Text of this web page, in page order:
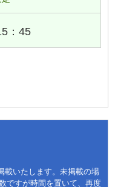
：45
載いたします。未掲載の場
ですが時間を置いて、再度